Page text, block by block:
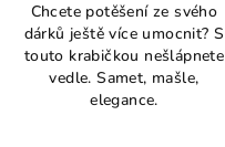
Chcete potěšení ze svého
dárků ještě více umocnit? S
touto krabičkou nešlápnete
vedle. Samet, mašle,
elegance.